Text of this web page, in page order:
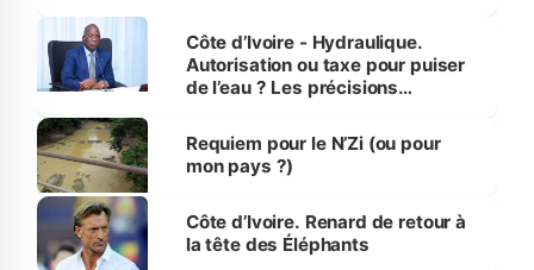
Côte d’Ivoire - Hydraulique.
Autorisation ou taxe pour puiser
de l’eau ? Les précisions
Requiem pour le N’Zi (ou pour
mon pays ?)
Côte d’Ivoire. Renard de retour à
la tête des Éléphants